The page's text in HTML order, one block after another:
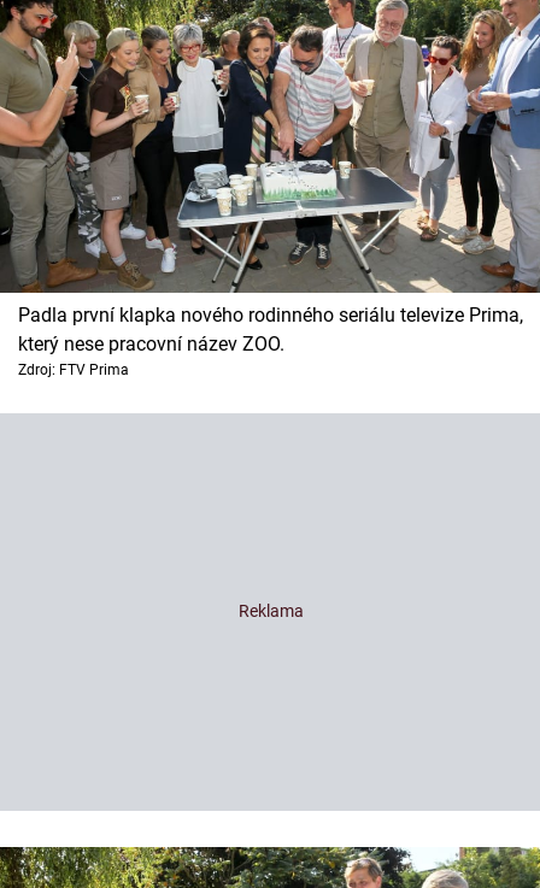
Padla první klapka nového rodinného seriálu televize Prima,
který nese pracovní název ZOO.
Zdroj: FTV Prima